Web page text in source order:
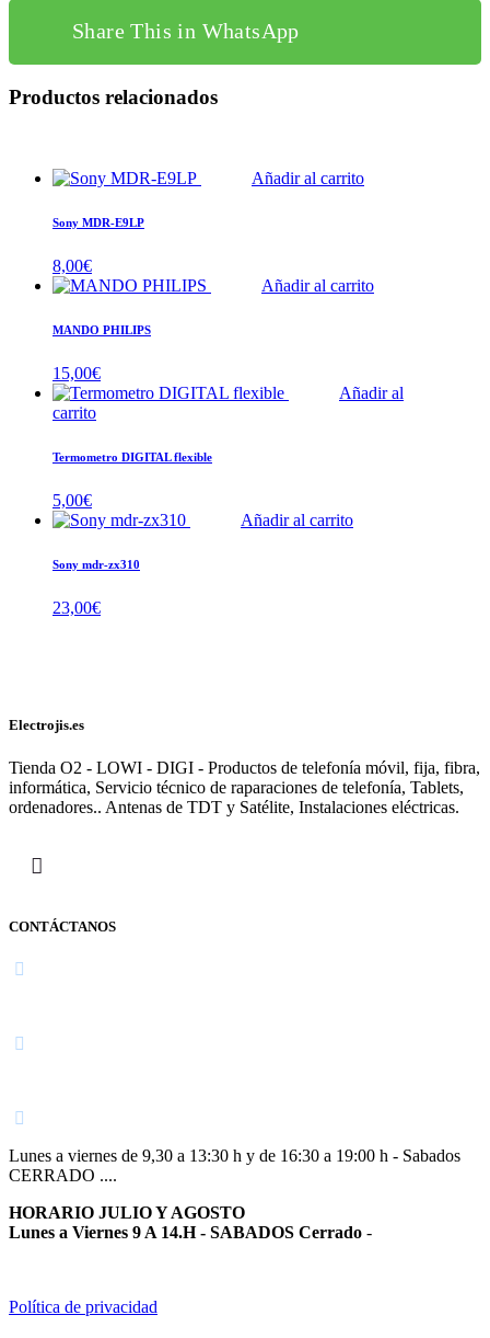
Share This in WhatsApp
Productos relacionados
Añadir al carrito
Sony MDR-E9LP
8,00€
Añadir al carrito
MANDO PHILIPS
15,00€
Añadir al
carrito
Termometro DIGITAL flexible
5,00€
Añadir al carrito
Sony mdr-zx310
23,00€
Electrojis.es
Tienda O2 - LOWI - DIGI - Productos de telefonía móvil, fija, fibra,
informática, Servicio técnico de raparaciones de telefonía, Tablets,
ordenadores.. Antenas de TDT y Satélite, Instalaciones eléctricas.
CONTÁCTANOS
Lunes a viernes de 9,30 a 13:30 h y de 16:30 a 19:00 h - Sabados
CERRADO ....
HORARIO JULIO Y AGOSTO
Lunes a Viernes 9 A 14.H - SABADOS Cerrado -
Política de privacidad